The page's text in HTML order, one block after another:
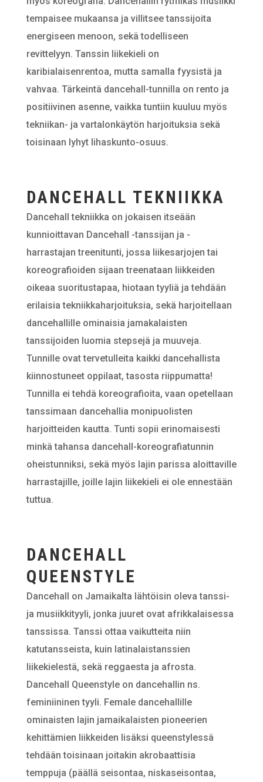
tempaisee mukaansa ja villitsee tanssijoita
energiseen menoon, sekä todelliseen
revittelyyn. Tanssin liikekieli on
karibialaisenrentoa, mutta samalla fyysistä ja
vahvaa. Tärkeintä dancehall-tunnilla on rento ja
positiivinen asenne, vaikka tuntiin kuuluu myös
tekniikan- ja vartalonkäytön harjoituksia sekä
toisinaan lyhyt lihaskunto-osuus.
DANCEHALL TEKNIIKKA
Dancehall tekniikka on jokaisen itseään
kunnioittavan Dancehall -tanssijan ja -
harrastajan treenitunti, jossa liikesarjojen tai
koreografioiden sijaan treenataan liikkeiden
oikeaa suoritustapaa, hiotaan tyyliä ja tehdään
erilaisia tekniikkaharjoituksia, sekä harjoitellaan
dancehallille ominaisia jamakalaisten
tanssijoiden luomia stepsejä ja muuveja.
Tunnille ovat tervetulleita kaikki dancehallista
kiinnostuneet oppilaat, tasosta riippumatta!
Tunnilla ei tehdä koreografioita, vaan opetellaan
tanssimaan dancehallia monipuolisten
harjoitteiden kautta. Tunti sopii erinomaisesti
minkä tahansa dancehall-koreografiatunnin
oheistunniksi, sekä myös lajin parissa aloittaville
harrastajille, joille lajin liikekieli ei ole ennestään
tuttua.
DANCEHALL
QUEENSTYLE
Dancehall on Jamaikalta lähtöisin oleva tanssi-
ja musiikkityyli, jonka juuret ovat afrikkalaisessa
tanssissa. Tanssi ottaa vaikutteita niin
katutansseista, kuin latinalaistanssien
liikekielestä, sekä reggaesta ja afrosta.
Dancehall Queenstyle on dancehallin ns.
feminiininen tyyli. Female dancehallille
ominaisten lajin jamaikalaisten pioneerien
kehittämien liikkeiden lisäksi queenstylessä
tehdään toisinaan joitakin akrobaattisia
temppuja (päällä seisontaa, niskaseisontaa,